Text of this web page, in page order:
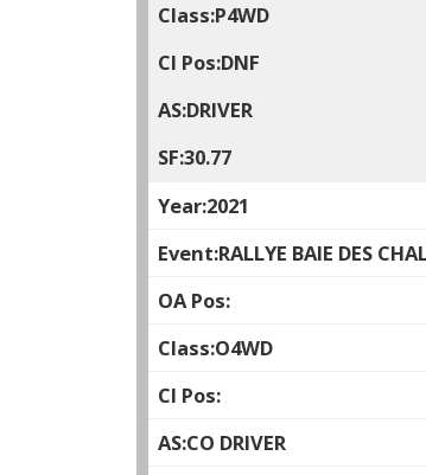
P4WD
DNF
DRIVER
30.77
2021
RALLYE BAIE DES
O4WD
CO DRIVER